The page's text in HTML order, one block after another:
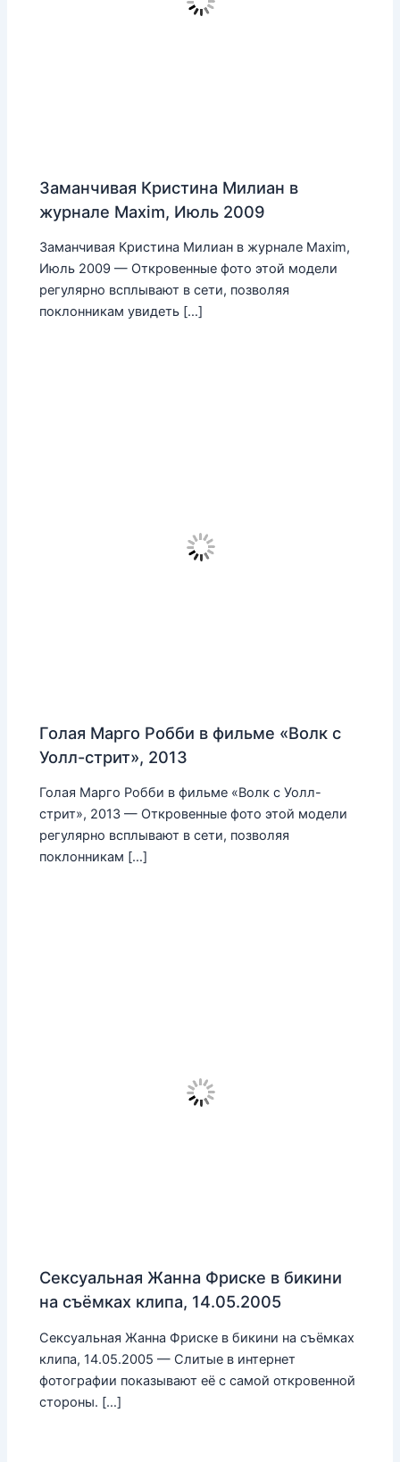
Заманчивая Кристина Милиан в
журнале Maxim, Июль 2009
Заманчивая Кристина Милиан в журнале Maxim,
Июль 2009 — Откровенные фото этой модели
регулярно всплывают в сети, позволяя
поклонникам увидеть […]
Голая Марго Робби в фильме «Волк с
Уолл-стрит», 2013
Голая Марго Робби в фильме «Волк с Уолл-
стрит», 2013 — Откровенные фото этой модели
регулярно всплывают в сети, позволяя
поклонникам […]
Сексуальная Жанна Фриске в бикини
на съёмках клипа, 14.05.2005
Сексуальная Жанна Фриске в бикини на съёмках
клипа, 14.05.2005 — Слитые в интернет
фотографии показывают её с самой откровенной
стороны. […]